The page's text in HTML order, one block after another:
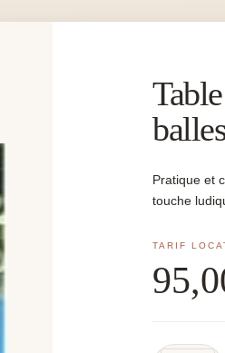
Pratique et
touche